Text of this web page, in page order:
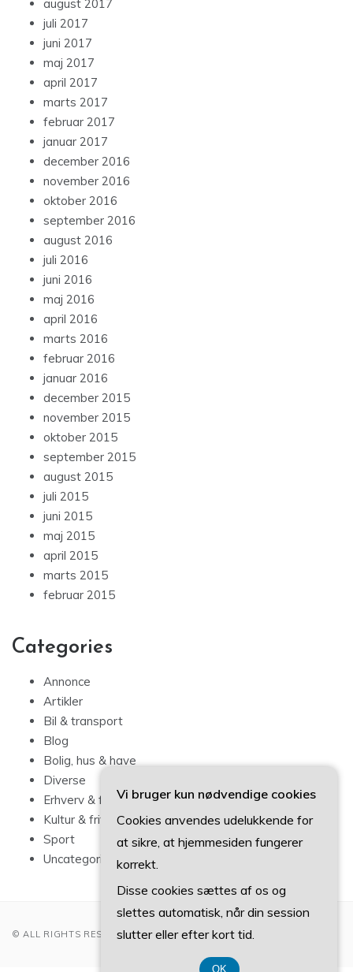
august 2017
juli 2017
juni 2017
maj 2017
april 2017
marts 2017
februar 2017
januar 2017
december 2016
november 2016
oktober 2016
september 2016
august 2016
juli 2016
juni 2016
maj 2016
april 2016
marts 2016
februar 2016
januar 2016
december 2015
november 2015
oktober 2015
september 2015
august 2015
juli 2015
juni 2015
maj 2015
april 2015
marts 2015
februar 2015
Categories
Annonce
Artikler
Bil & transport
Blog
Bolig, hus & have
Diverse
Erhverv & forbrug
Kultur & fritid
Sport
Uncategorized
© ALL RIGHTS RESERVED 2022
Vi bruger kun nødvendige cookies
Cookies anvendes udelukkende for
at sikre, at hjemmesiden fungerer
korrekt.
Disse cookies sættes af os og
slettes automatisk, når din session
slutter eller efter kort tid.
OK